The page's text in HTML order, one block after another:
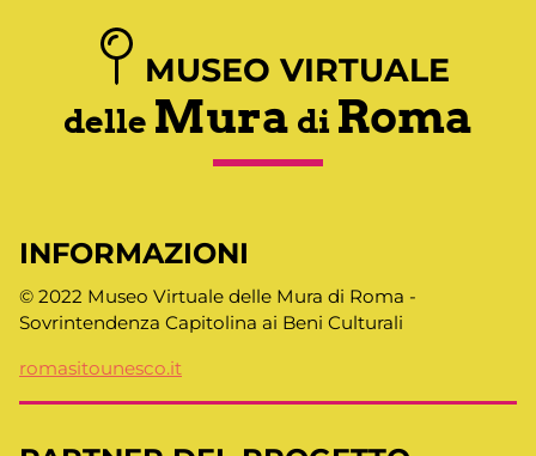
MUSEO VIRTUALE
delle Mura di Roma
INFORMAZIONI
© 2022 Museo Virtuale delle Mura di Roma -
Sovrintendenza Capitolina ai Beni Culturali
romasitounesco.it